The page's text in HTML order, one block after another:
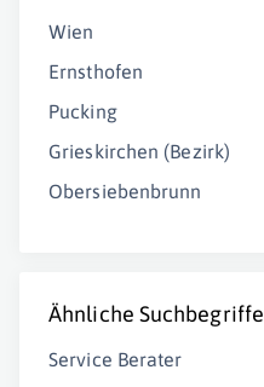
Wien
Ernsthofen
Pucking
Grieskirchen (Bezirk)
Obersiebenbrunn
Ähnliche Suchbegriffe
Service Berater